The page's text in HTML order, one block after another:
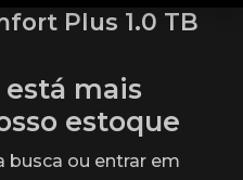
Plus 1.0 TB
mais
estoque
busca ou entrar em